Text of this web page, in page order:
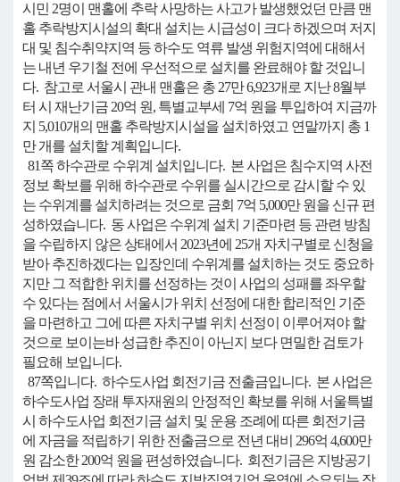
시민 2명이 맨홀에 추락 사망하는 사고가 발생했었던 만큼 맨
홀 추락방지시설의 확대 설치는 시급성이 크다 하겠으며 저지
대 및 침수취약지역 등 하수도 역류 발생 위험지역에 대해서
는 내년 우기철 전에 우선적으로 설치를 완료해야 할 것입니
다. 참고로 서울시 관내 맨홀은 총 27만 6,923개로 지난 8월부
터 시 재난기금 20억 원, 특별교부세 7억 원을 투입하여 지금까
지 5,010개의 맨홀 추락방지시설을 설치하였고 연말까지 총 1
만 개를 설치할 계획입니다.
81쪽 하수관로 수위계 설치입니다. 본 사업은 침수지역 사전
정보 확보를 위해 하수관로 수위를 실시간으로 감시할 수 있
는 수위계를 설치하려는 것으로 금회 7억 5,000만 원을 신규 편
성하였습니다. 동 사업은 수위계 설치 기준마련 등 관련 방침
을 수립하지 않은 상태에서 2023년에 25개 자치구별로 신청을
받아 추진하겠다는 입장인데 수위계를 설치하는 것도 중요하
지만 그 적합한 위치를 선정하는 것이 사업의 성패를 좌우할
수 있다는 점에서 서울시가 위치 선정에 대한 합리적인 기준
을 마련하고 그에 따른 자치구별 위치 선정이 이루어져야 할
것으로 보이는바 성급한 추진이 아닌지 보다 면밀한 검토가
필요해 보입니다.
87쪽입니다. 하수도사업 회전기금 전출금입니다. 본 사업은
하수도사업 장래 투자재원의 안정적인 확보를 위해 서울특별
시 하수도사업 회전기금 설치 및 운용 조례에 따른 회전기금
에 자금을 적립하기 위한 전출금으로 전년 대비 296억 4,600만
원 감소한 200억 원을 편성하였습니다. 회전기금은 지방공기